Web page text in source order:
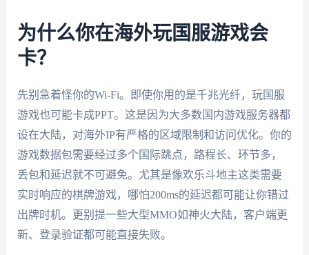
为什么你在海外玩国服游戏会
卡？
先别急着怪你的Wi-Fi。即使你用的是千兆光纤，玩国服
游戏也可能卡成PPT。这是因为大多数国内游戏服务器都
设在大陆，对海外IP有严格的区域限制和访问优化。你的
游戏数据包需要经过多个国际跳点，路程长、环节多，
丢包和延迟就不可避免。尤其是像欢乐斗地主这类需要
实时响应的棋牌游戏，哪怕200ms的延迟都可能让你错过
出牌时机。更别提一些大型MMO如神火大陆，客户端更
新、登录验证都可能直接失败。